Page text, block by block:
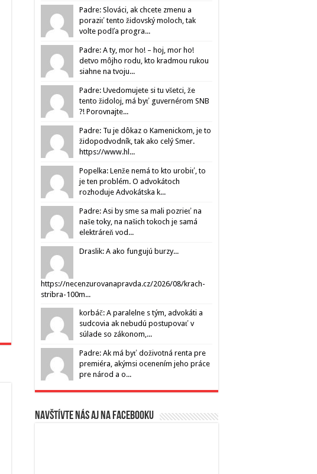
Padre: Slováci, ak chcete zmenu a
poraziť tento židovský moloch, tak
volte podľa progra...
Padre: A ty, mor ho! – hoj, mor ho!
detvo môjho rodu, kto kradmou rukou
siahne na tvoju...
Padre: Uvedomujete si tu všetci, že
tento židoloj, má byť guvernérom SNB
?! Porovnajte...
Padre: Tu je dôkaz o Kamenickom, je to
židopodvodník, tak ako celý Smer.
https://www.hl...
Popelka: Lenže nemá to kto urobiť, to
je ten problém. O advokátoch
rozhoduje Advokátska k...
Padre: Asi by sme sa mali pozrieť na
naše toky, na našich tokoch je samá
elektráreň vod...
Draslik: A ako fungujú burzy...
https://necenzurovanapravda.cz/2026/08/krach-
stribra-100m...
korbáč: A paralelne s tým, advokáti a
sudcovia ak nebudú postupovať v
súlade so zákonom,...
Padre: Ak má byť doživotná renta pre
premiéra, akýmsi ocenením jeho práce
pre národ a o...
Navštívte nás aj na Facebooku